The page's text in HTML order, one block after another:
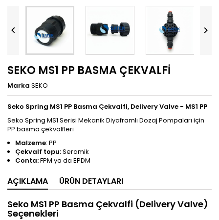
 
SEKO MS1 PP BASMA ÇEKVALFİ
Marka SEKO
Seko Spring MS1 PP Basma Çekvalfi, Delivery Valve - MS1 PP
Seko Spring MS1 Serisi Mekanik Diyaframlı Dozaj Pompaları için
PP basma çekvalfleri
Malzeme: PP
Çekvalf topu:Seramik
Conta:FPM ya da EPDM
AÇIKLAMA ÜRÜN DETAYLARI
Seko MS1 PP Basma Çekvalfi (Delivery Valve)
Seçenekleri